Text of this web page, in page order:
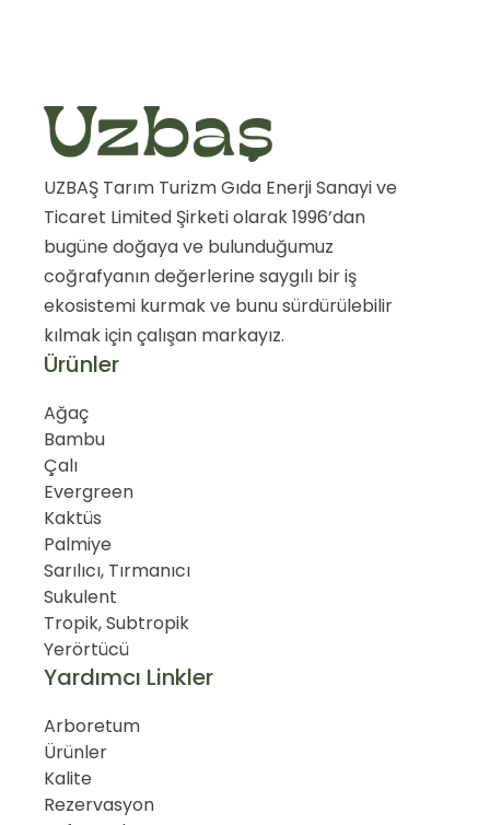
UZBAŞ Tarım Turizm Gıda Enerji Sanayi ve
Ticaret Limited Şirketi olarak 1996’dan
bugüne doğaya ve bulunduğumuz
coğrafyanın değerlerine saygılı bir iş
ekosistemi kurmak ve bunu sürdürülebilir
kılmak için çalışan markayız.
Ürünler
Ağaç
Bambu
Çalı
Evergreen
Kaktüs
Palmiye
Sarılıcı, Tırmanıcı
Sukulent
Tropik, Subtropik
Yerörtücü
Yardımcı Linkler
Arboretum
Ürünler
Kalite
Rezervasyon